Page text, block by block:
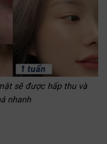
sẽ được hấp thu và
nhanh